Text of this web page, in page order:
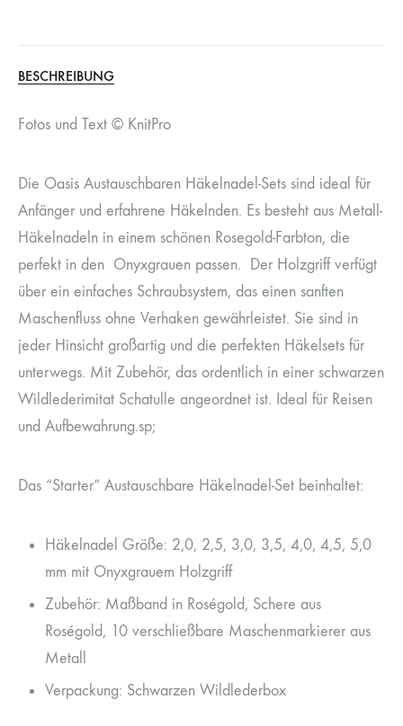
BESCHREIBUNG
Fotos und Text © KnitPro
Die Oasis Austauschbaren Häkelnadel-Sets sind ideal für
Anfänger und erfahrene Häkelnden. Es besteht aus Metall-
Häkelnadeln in einem schönen Rosegold-Farbton, die
perfekt in den Onyxgrauen passen. Der Holzgriff verfügt
über ein einfaches Schraubsystem, das einen sanften
Maschenfluss ohne Verhaken gewährleistet. Sie sind in
jeder Hinsicht großartig und die perfekten Häkelsets für
unterwegs. Mit Zubehör, das ordentlich in einer schwarzen
Wildlederimitat Schatulle angeordnet ist. Ideal für Reisen
und Aufbewahrung.sp;
Das “Starter” Austauschbare Häkelnadel-Set beinhaltet:
Häkelnadel Größe: 2,0, 2,5, 3,0, 3,5, 4,0, 4,5, 5,0
mm mit Onyxgrauem Holzgriff
Zubehör: Maßband in Roségold, Schere aus
Roségold, 10 verschließbare Maschenmarkierer aus
Metall
Verpackung: Schwarzen Wildlederbox